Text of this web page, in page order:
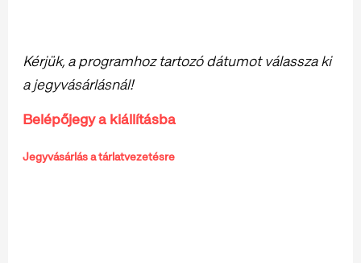
Kérjük, a programhoz tartozó dátumot válassza ki
a jegyvásárlásnál!
Belépőjegy a kiállításba
Jegyvásárlás a tárlatvezetésre